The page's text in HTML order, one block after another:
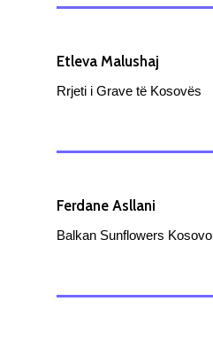
Etleva Malushaj
Rrjeti i Grave të Kosovës
Ferdane Asllani
Balkan Sunflowers Kosovo